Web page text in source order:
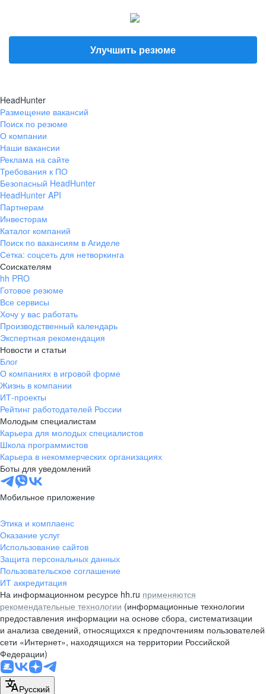
Улучшить резюме
HeadHunter
Размещение вакансий
Поиск по резюме
О компании
Наши вакансии
Реклама на сайте
Требования к ПО
Безопасный HeadHunter
HeadHunter API
Партнерам
Инвесторам
Каталог компаний
Поиск по вакансиям в Агиделе
Сетка: соцсеть для нетворкинга
Соискателям
hh PRO
Готовое резюме
Все сервисы
Хочу у вас работать
Производственный календарь
Экспертная рекомендация
Новости и статьи
Блог
О компаниях в игровой форме
Жизнь в компании
ИТ-проекты
Рейтинг работодателей России
Молодым специалистам
Карьера для молодых специалистов
Школа программистов
Карьера в некоммерческих организациях
Боты для уведомлений
Мобильное приложение
Этика и комплаенс
Оказание услуг
Использование сайтов
Защита персональных данных
Пользовательское соглашение
ИТ аккредитация
На информационном ресурсе hh.ru применяются
рекомендательные технологии (информационные технологии
предоставления информации на основе сбора, систематизации
и анализа сведений, относящихся к предпочтениям пользователей
сети «Интернет», находящихся на территории Российской
Федерации)
Русский